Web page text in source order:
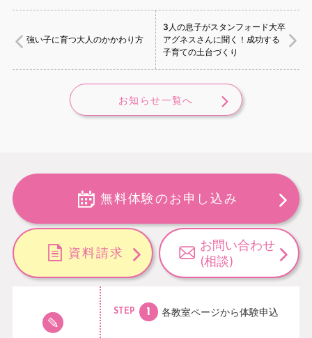
強い子に育つ大人のかかわり方
3人の息子がスタンフォード大卒
アグネスさんに聞く！成功する
子育ての土台づくり
お知らせ一覧へ
無料体験のお申し込み
資料請求
お問い合わせ
(相談)
STEP 各教室ページから体験申込